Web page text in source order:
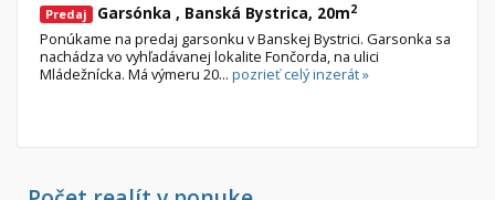
Predaj Garsónka , Banská Bystrica, 20m2
Ponúkame na predaj garsonku v Banskej Bystrici. Garsonka sa
nachádza vo vyhľadávanej lokalite Fončorda, na ulici
Mládežnícka. Má výmeru 20... pozrieť celý inzerát »